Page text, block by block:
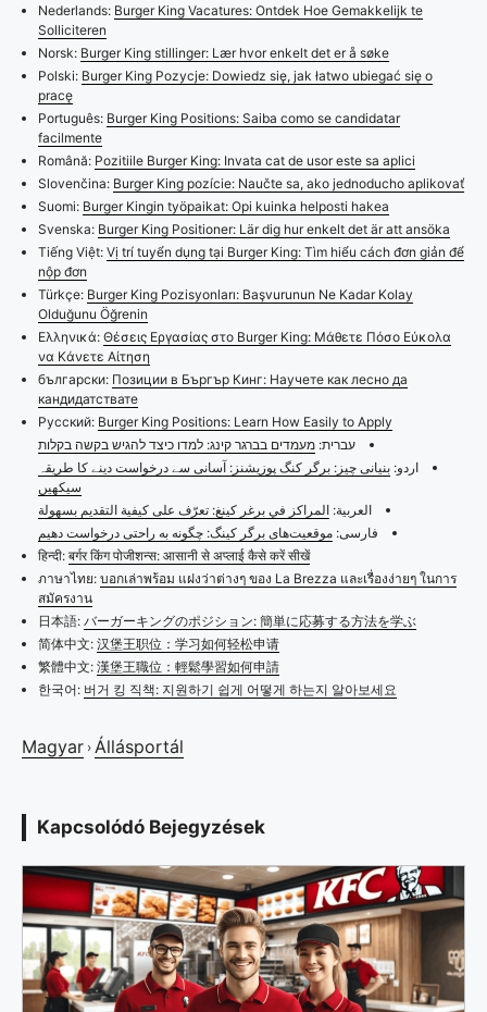
Nederlands: Burger King Vacatures: Ontdek Hoe Gemakkelijk te
Solliciteren
Norsk: Burger King stillinger: Lær hvor enkelt det er å søke
Polski: Burger King Pozycje: Dowiedz się, jak łatwo ubiegać się o
pracę
Português: Burger King Positions: Saiba como se candidatar
facilmente
Română: Pozitiile Burger King: Invata cat de usor este sa aplici
Slovenčina: Burger King pozície: Naučte sa, ako jednoducho aplikovať
Suomi: Burger Kingin työpaikat: Opi kuinka helposti hakea
Svenska: Burger King Positioner: Lär dig hur enkelt det är att ansöka
Tiếng Việt: Vị trí tuyển dụng tại Burger King: Tìm hiểu cách đơn giản để
nộp đơn
Türkçe: Burger King Pozisyonları: Başvurunun Ne Kadar Kolay
Olduğunu Öğrenin
Ελληνικά: Θέσεις Εργασίας στο Burger King: Μάθετε Πόσο Εύκολα
να Κάνετε Αίτηση
български: Позиции в Бъргър Кинг: Научете как лесно да
кандидатствате
Русский: Burger King Positions: Learn How Easily to Apply
עברית: מעמדים בברגר קינג: למדו כיצד להגיש בקשה בקלות
اردو: بنیانی چیز: برگر کنگ پوزیشنز: آسانی سے درخواست دینے کا طریقہ
سیکھیں
العربية: المراكز في برغر كينغ: تعرّف على كيفية التقديم بسهولة
فارسی: موقعیت‌های برگر کینگ: چگونه به راحتی درخواست دهیم
हिन्दी: बर्गर किंग पोजीशन्स: आसानी से अप्लाई कैसे करें सीखें
ภาษาไทย: บอกเล่าพร้อม แฝงว่าต่างๆ ของ La Brezza และเรื่องง่ายๆ ในการ
สมัครงาน
日本語: バーガーキングのポジション: 簡単に応募する方法を学ぶ
简体中文: 汉堡王职位：学习如何轻松申请
繁體中文: 漢堡王職位：輕鬆學習如何申請
한국어: 버거 킹 직책: 지원하기 쉽게 어떻게 하는지 알아보세요
Magyar › Állásportál
Kapcsolódó Bejegyzések